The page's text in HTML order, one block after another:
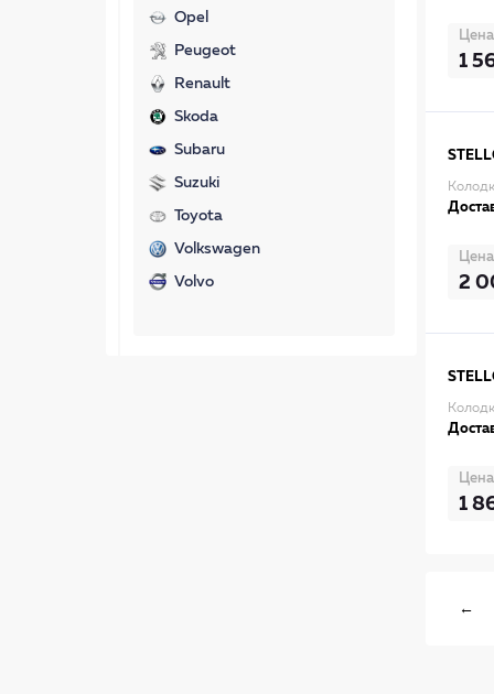
Opel
Peugeot
Renault
Skoda
Subaru
Suzuki
Toyota
Volkswagen
Volvo
Цена
1
Цена
2
Цена
1
←